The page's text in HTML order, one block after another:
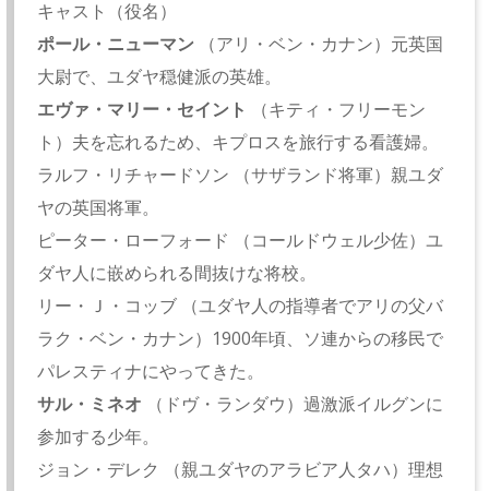
キャスト（役名）
ポール・ニューマン （アリ・ベン・カナン）元英国
大尉で、ユダヤ穏健派の英雄。
エヴァ・マリー・セイント
（キティ・フリーモン
ト）夫を忘れるため、キプロスを旅行する看護婦。
ラルフ・リチャードソン （サザランド将軍）親ユダ
ヤの英国将軍。
ピーター・ローフォード （コールドウェル少佐）ユ
ダヤ人に嵌められる間抜けな将校。
リー・Ｊ・コッブ （ユダヤ人の指導者でアリの父バ
ラク・ベン・カナン）1900年頃、ソ連からの移民で
パレスティナにやってきた。
サル・ミネオ （ドヴ・ランダウ）過激派イルグンに
参加する少年。
ジョン・デレク （親ユダヤのアラビア人タハ）理想